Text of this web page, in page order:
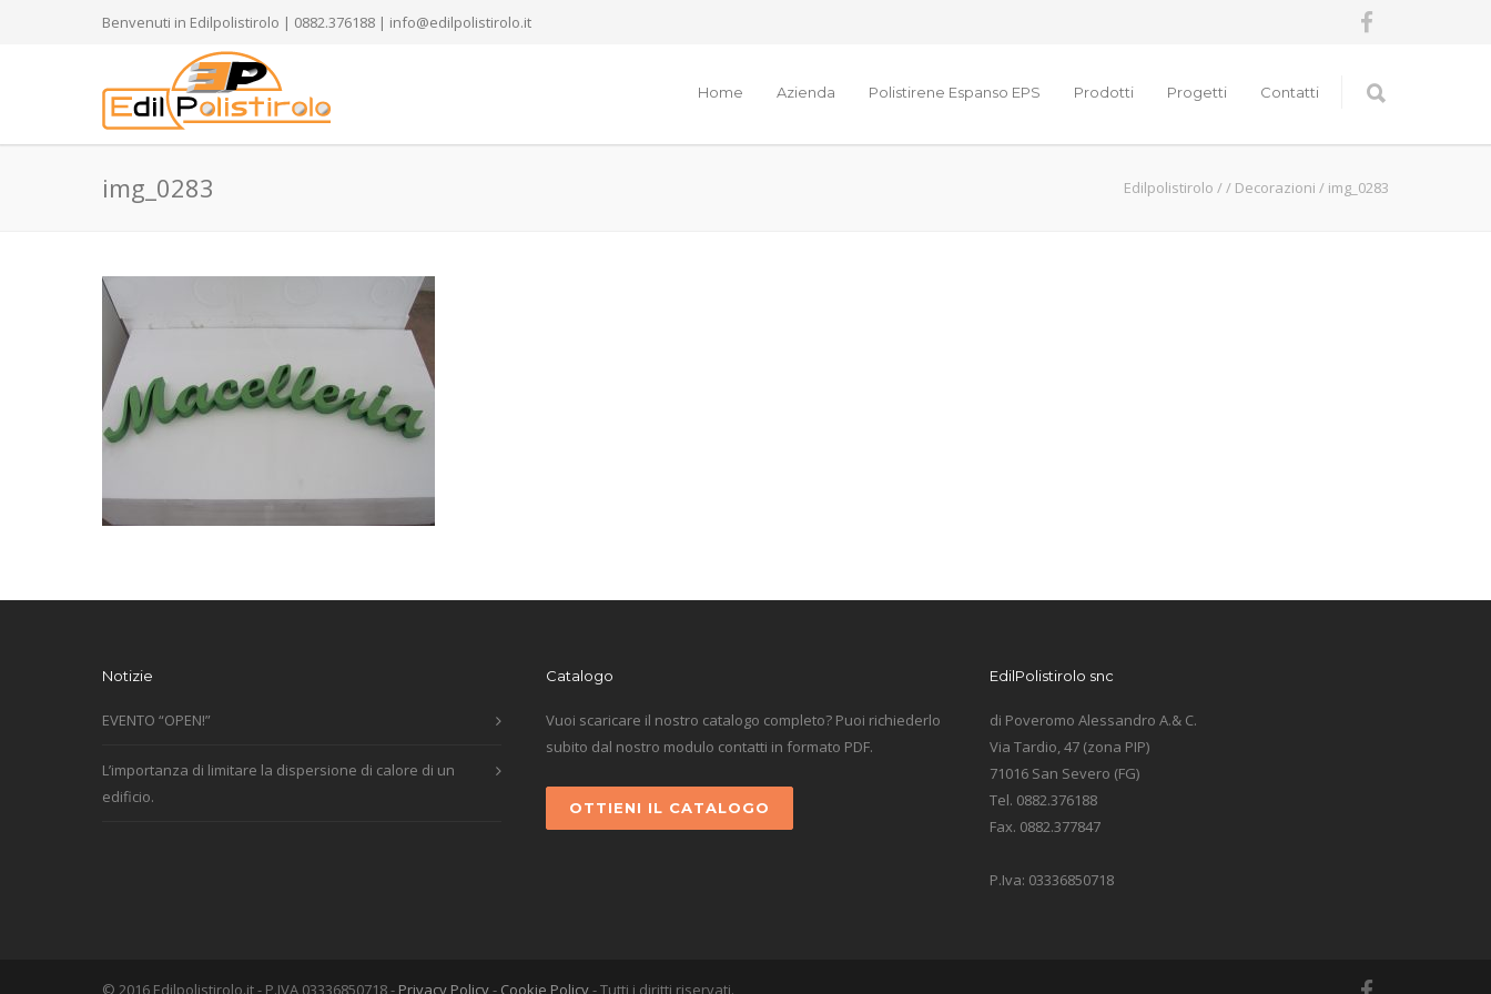
Benvenuti in Edilpolistirolo | 0882.376188 | info@edilpolistirolo.it
Home Azienda Polistirene Espanso EPS Prodotti Progetti Contatti
img_0283 Edilpolistirolo // Decorazioni / img_0283
Notizie
EVENTO “OPEN!”
L’importanza di limitare la dispersione di calore di un
edificio.
Catalogo
Vuoi scaricare il nostro catalogo completo? Puoi richiederlo
subito dal nostro modulo contatti in formato PDF.
OTTIENI IL CATALOGO
EdilPolistirolo snc
di Poveromo Alessandro A.& C.
Via Tardio, 47 (zona PIP)
71016 San Severo (FG)
Tel. 0882.376188
Fax. 0882.377847
P.Iva: 03336850718
© 2016 Edilpolistirolo.it - P.IVA 03336850718 - Privacy Policy- Cookie Policy- Tutti i diritti riservati.